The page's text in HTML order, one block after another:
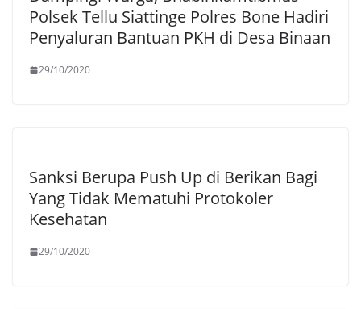
Polsek Tellu Siattinge Polres Bone Hadiri
Penyaluran Bantuan PKH di Desa Binaan
29/10/2020
Sanksi Berupa Push Up di Berikan Bagi
Yang Tidak Mematuhi Protokoler
Kesehatan
29/10/2020